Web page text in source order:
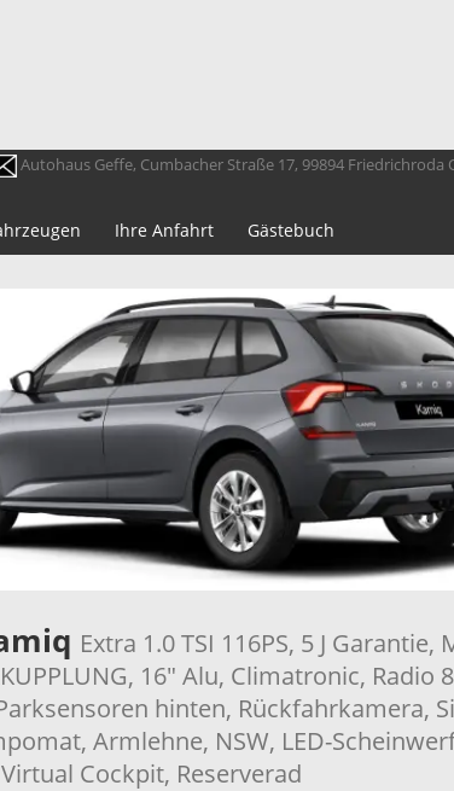
Autohaus Geffe, Cumbacher Straße 17, 99894 Friedrichroda
Ihre Anfahrt Gästebuch
Extra 1.0 TSI 116PS, 5 J Garantie,
16" Alu, Climatronic, Radio
hinten, Rückfahrkamera,
Armlehne, NSW, LED-
Cockpit, Reserverad